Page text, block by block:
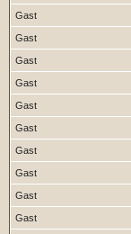
Gast
Gast
Gast
Gast
Gast
Gast
Gast
Gast
Gast
Gast